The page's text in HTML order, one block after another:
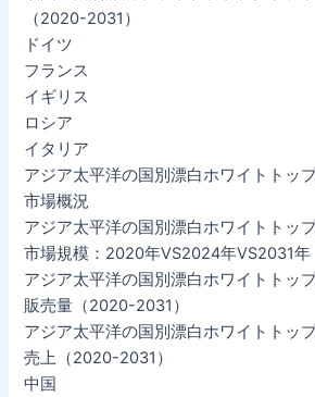
（2020-2031）
ドイツ
フランス
イギリス
ロシア
イタリア
アジア太平洋の国別漂白ホワイトトッ
市場概況
アジア太平洋の国別漂白ホワイトトッ
市場規模：2020年VS2024年VS2031年
アジア太平洋の国別漂白ホワイトトッ
販売量（2020-2031）
アジア太平洋の国別漂白ホワイトトッ
売上（2020-2031）
中国